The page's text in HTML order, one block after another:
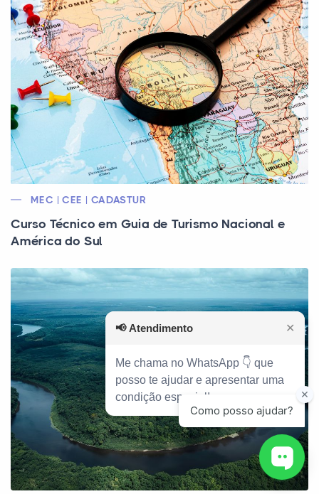
MEC | CEE | CADASTUR
Curso Técnico em Guia de Turismo Nacional e
América do Sul
📢 Atendimento ✕
Me chama no WhatsApp 👇 que
posso te ajudar e apresentar uma
condição especial!